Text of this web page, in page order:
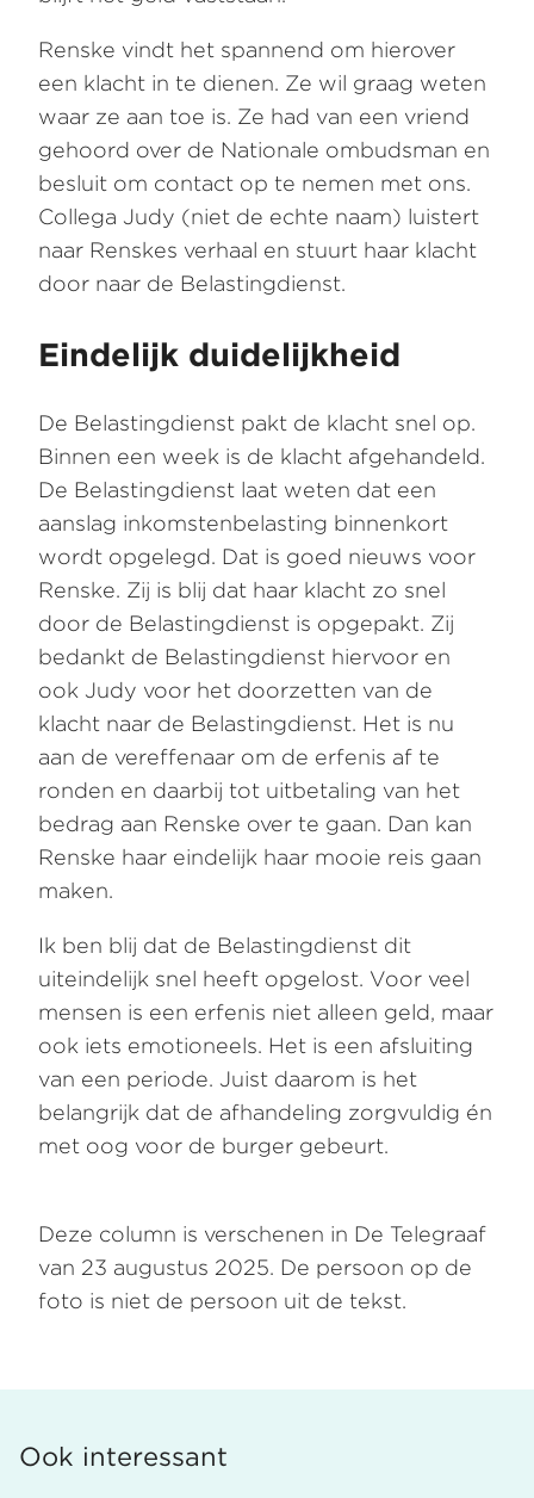
Renske vindt het spannend om hierover
een klacht in te dienen. Ze wil graag weten
waar ze aan toe is. Ze had van een vriend
gehoord over de Nationale ombudsman en
besluit om contact op te nemen met ons.
Collega Judy (niet de echte naam) luistert
naar Renskes verhaal en stuurt haar klacht
door naar de Belastingdienst.
Eindelijk duidelijkheid
De Belastingdienst pakt de klacht snel op.
Binnen een week is de klacht afgehandeld.
De Belastingdienst laat weten dat een
aanslag inkomstenbelasting binnenkort
wordt opgelegd. Dat is goed nieuws voor
Renske. Zij is blij dat haar klacht zo snel
door de Belastingdienst is opgepakt. Zij
bedankt de Belastingdienst hiervoor en
ook Judy voor het doorzetten van de
klacht naar de Belastingdienst. Het is nu
aan de vereffenaar om de erfenis af te
ronden en daarbij tot uitbetaling van het
bedrag aan Renske over te gaan. Dan kan
Renske haar eindelijk haar mooie reis gaan
maken.
Ik ben blij dat de Belastingdienst dit
uiteindelijk snel heeft opgelost. Voor veel
mensen is een erfenis niet alleen geld, maar
ook iets emotioneels. Het is een afsluiting
van een periode. Juist daarom is het
belangrijk dat de afhandeling zorgvuldig én
met oog voor de burger gebeurt.
Deze column is verschenen in De Telegraaf
van 23 augustus 2025. De persoon op de
foto is niet de persoon uit de tekst.
Ook interessant